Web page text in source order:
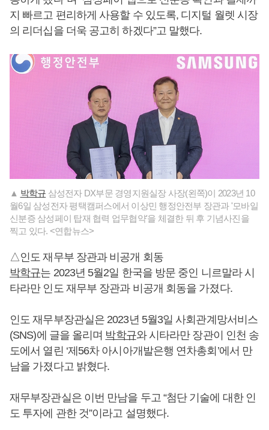
지 빠르고 편리하게 사용할 수 있도록, 디지털 월렛 시장
의 리더십을 더욱 공고히 하겠다”고 말했다.
▲ 박학규 삼성전자 DX부문 경영지원실장 사장(왼쪽)이 2023년 10
월6일 삼성전자 평택캠퍼스에서 이상민 행정안전부 장관과 '모바일
신분증 삼성페이 탑재 협력 업무협약'을 체결한 뒤 후 기념사진을
찍고 있다. <연합뉴스>
△인도 재무부 장관과 비공개 회동
박학규는 2023년 5월2일 한국을 방문 중인 니르말라 시
타라만 인도 재무부 장관과 비공개 회동을 가졌다.
인도 재무부장관실은 2023년 5월3일 사회관계망서비스
(SNS)에 글을 올리며 박학규와 시타라만 장관이 인천 송
도에서 열린 ‘제56차 아시아개발은행 연차총회’에서 만
남을 가졌다고 밝혔다.
재무부장관실은 이번 만남을 두고 “첨단 기술에 대한 인
도 투자에 관한 것”이라고 설명했다.